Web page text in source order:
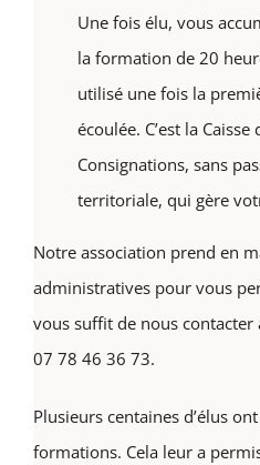
Une fois élu, vous
la formation de 20
utilisé une fois la
écoulée. C’est la
Consignations, sans
territoriale, qui gère
Notre association prend en
administratives pour vous
vous suffit de nous contacter
07 78 46 36 73.
Plusieurs centaines d’élus
formations. Cela leur a